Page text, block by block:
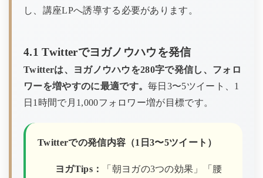
し、講座LPへ誘導する必要があります。
4.1 Twitterでヨガノウハウを発信
Twitterは、ヨガノウハウを280字で発信し、フォロ
ワーを増やすのに最適です。毎日3〜5ツイート、1
日1時間で月1,000フォロワー増が目標です。
Twitterでの発信内容（1日3〜5ツイート）
ヨガTips：
「朝ヨガの3つの効果」「腰